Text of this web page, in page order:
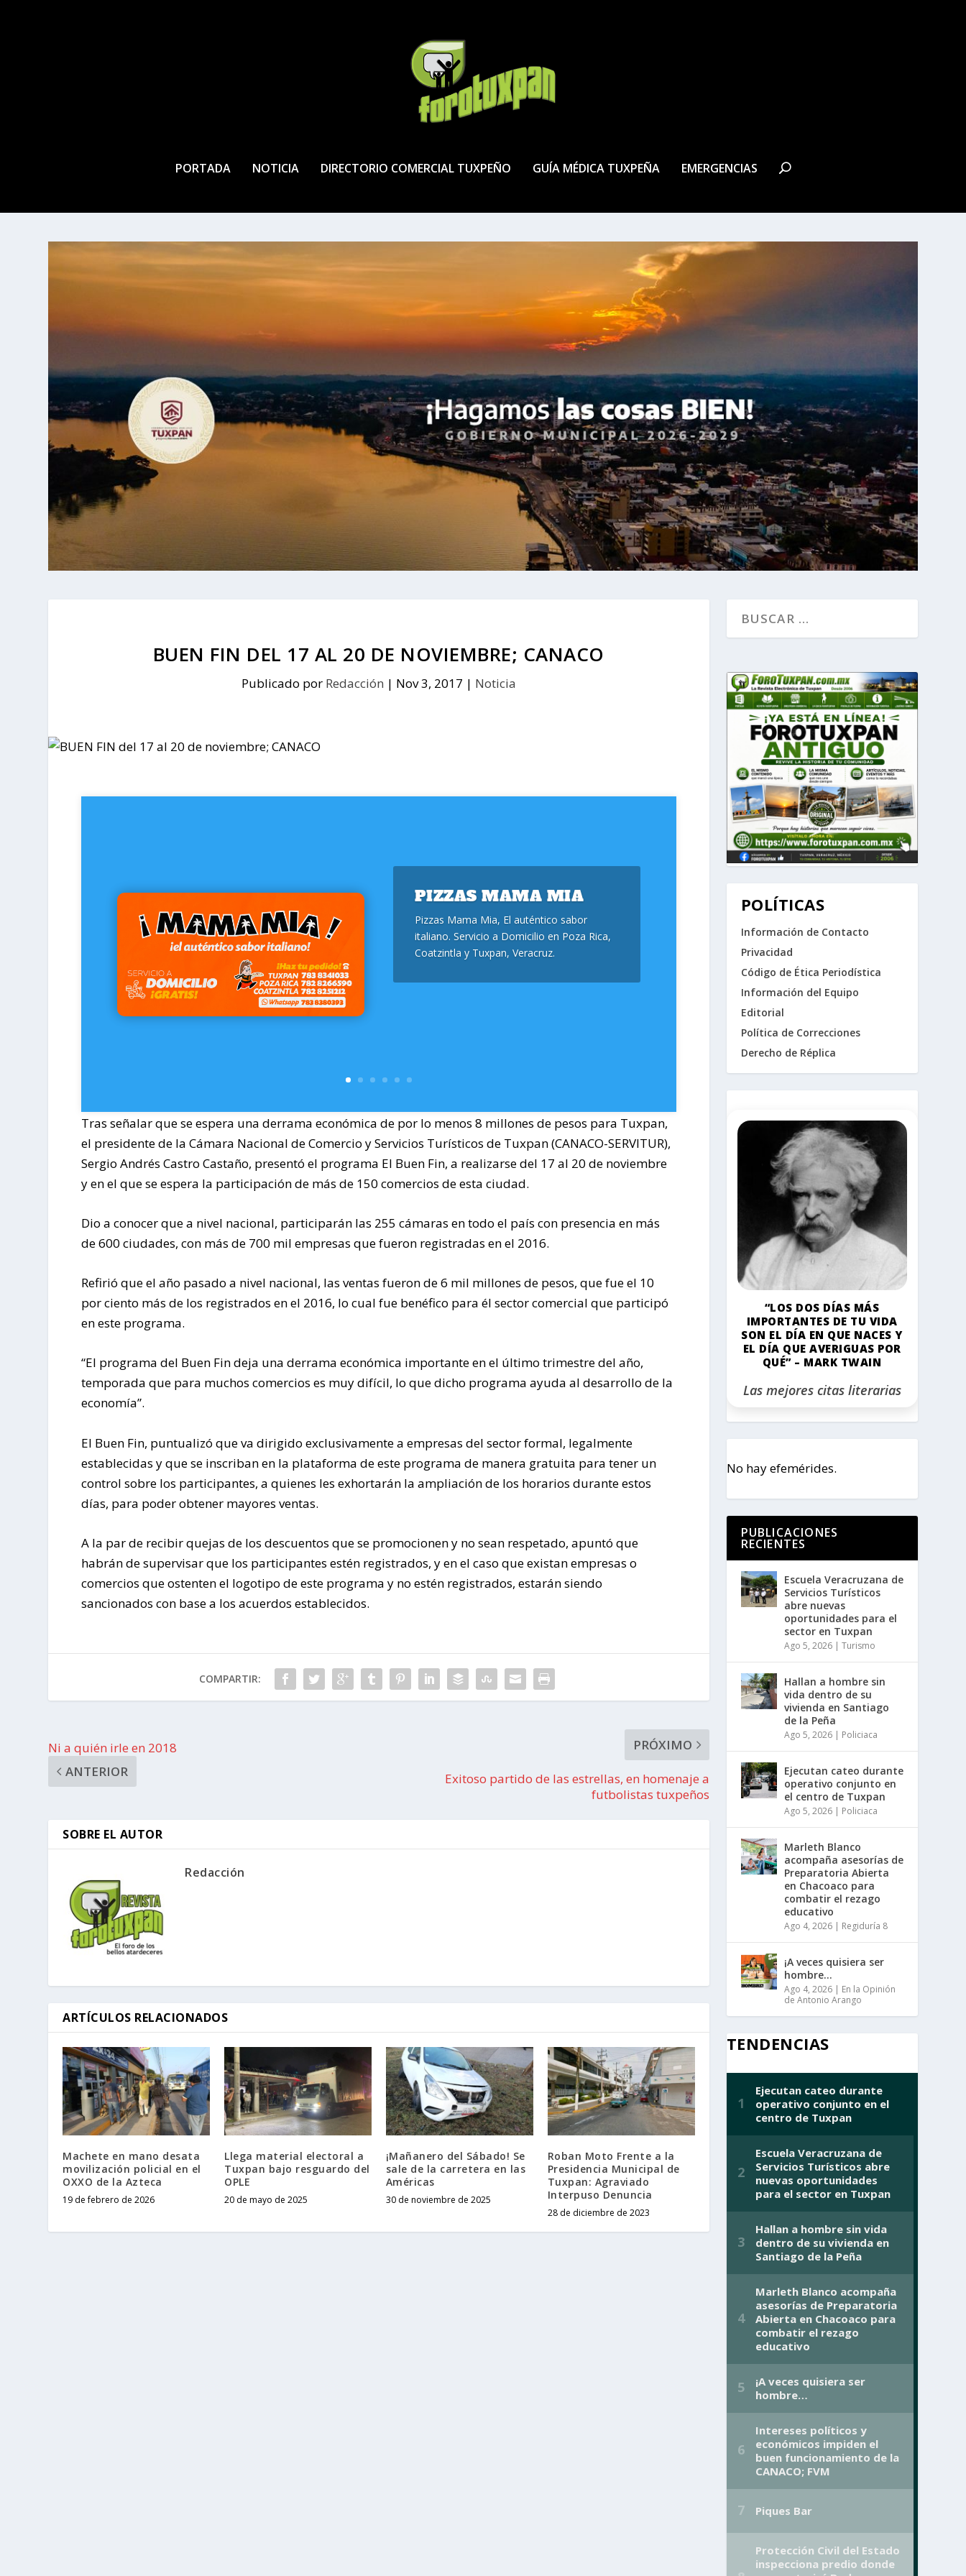
PORTADA NOTICIA DIRECTORIO COMERCIAL TUXPEÑO GUÍA MÉDICA TUXPEÑA EMERGENCIAS
BUEN FIN DEL 17 AL 20 DE NOVIEMBRE; CANACO
Publicado por Redacción | Nov 3, 2017 | Noticia
PIZZAS MAMA MIA
Pizzas Mama Mia, El auténtico sabor
italiano. Servicio a Domicilio en Poza Rica,
Coatzintla y Tuxpan, Veracruz.
Tras señalar que se espera una derrama económica de por lo menos 8 millones de pesos para Tuxpan,
el presidente de la Cámara Nacional de Comercio y Servicios Turísticos de Tuxpan (CANACO-SERVITUR),
Sergio Andrés Castro Castaño, presentó el programa El Buen Fin, a realizarse del 17 al 20 de noviembre
y en el que se espera la participación de más de 150 comercios de esta ciudad.
Dio a conocer que a nivel nacional, participarán las 255 cámaras en todo el país con presencia en más
de 600 ciudades, con más de 700 mil empresas que fueron registradas en el 2016.
Refirió que el año pasado a nivel nacional, las ventas fueron de 6 mil millones de pesos, que fue el 10
por ciento más de los registrados en el 2016, lo cual fue benéfico para él sector comercial que participó
en este programa.
“El programa del Buen Fin deja una derrama económica importante en el último trimestre del año,
temporada que para muchos comercios es muy difícil, lo que dicho programa ayuda al desarrollo de la
economía”.
El Buen Fin, puntualizó que va dirigido exclusivamente a empresas del sector formal, legalmente
establecidas y que se inscriban en la plataforma de este programa de manera gratuita para tener un
control sobre los participantes, a quienes les exhortarán la ampliación de los horarios durante estos
días, para poder obtener mayores ventas.
A la par de recibir quejas de los descuentos que se promocionen y no sean respetado, apuntó que
habrán de supervisar que los participantes estén registrados, y en el caso que existan empresas o
comercios que ostenten el logotipo de este programa y no estén registrados, estarán siendo
sancionados con base a los acuerdos establecidos.
COMPARTIR:
Ni a quién irle en 2018
ANTERIOR
PRÓXIMO
Exitoso partido de las estrellas, en homenaje a
futbolistas tuxpeños
SOBRE EL AUTOR
Redacción
ARTÍCULOS RELACIONADOS
Machete en mano desata
movilización policial en el
OXXO de la Azteca
19 de febrero de 2026
Llega material electoral a
Tuxpan bajo resguardo del
OPLE
20 de mayo de 2025
¡Mañanero del Sábado! Se
sale de la carretera en las
Américas
30 de noviembre de 2025
Roban Moto Frente a la
Presidencia Municipal de
Tuxpan: Agraviado
Interpuso Denuncia
28 de diciembre de 2023
POLÍTICAS
Información de Contacto
Privacidad
Código de Ética Periodística
Información del Equipo
Editorial
Política de Correcciones
Derecho de Réplica
“LOS DOS DÍAS MÁS
IMPORTANTES DE TU VIDA
SON EL DÍA EN QUE NACES Y
EL DÍA QUE AVERIGUAS POR
QUÉ” – MARK TWAIN
Las mejores citas literarias
No hay efemérides.
PUBLICACIONES
RECIENTES
Escuela Veracruzana de
Servicios Turísticos
abre nuevas
oportunidades para el
sector en Tuxpan
Ago 5, 2026| Turismo
Hallan a hombre sin
vida dentro de su
vivienda en Santiago
de la Peña
Ago 5, 2026| Policiaca
Ejecutan cateo durante
operativo conjunto en
el centro de Tuxpan
Ago 5, 2026| Policiaca
Marleth Blanco
acompaña asesorías de
Preparatoria Abierta
en Chacoaco para
combatir el rezago
educativo
Ago 4, 2026| Regiduría 8
¡A veces quisiera ser
hombre…
Ago 4, 2026| En la Opinión
de Antonio Arango
TENDENCIAS